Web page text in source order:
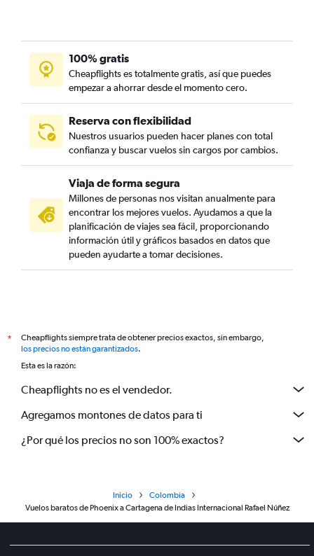
100% gratis
Cheapflights es totalmente gratis, así que puedes
empezar a ahorrar desde el momento cero.
Reserva con flexibilidad
Nuestros usuarios pueden hacer planes con total
confianza y buscar vuelos sin cargos por cambios.
Viaja de forma segura
Millones de personas nos visitan anualmente para
encontrar los mejores vuelos. Ayudamos a que la
planificación de viajes sea fácil, proporcionando
información útil y gráficos basados en datos que
pueden ayudarte a tomar decisiones.
*
Cheapflights siempre trata de obtener precios exactos, sin embargo,
los precios no están garantizados.
Esta es la razón:
Cheapflights no es el vendedor.
Agregamos montones de datos para ti
¿Por qué los precios no son 100% exactos?
Inicio
Colombia
Vuelos baratos de Phoenix a Cartagena de Indias Internacional Rafael Núñez